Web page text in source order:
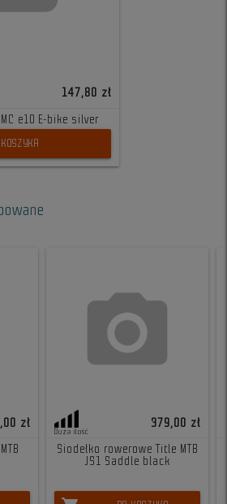
147,80 zł
e10 E-bike silver
zł
Duża ilość
379,00 zł
Siodełko rowerowe Title MTB
JS1 Saddle black